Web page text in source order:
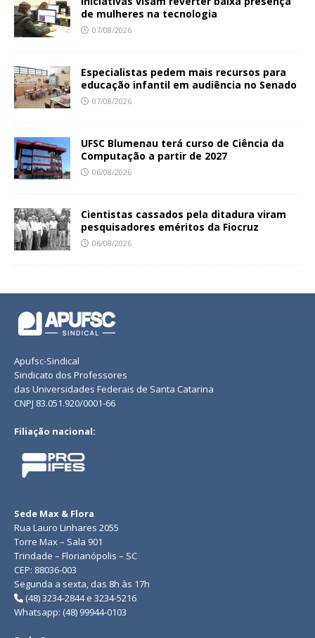
de mulheres na tecnologia
07/08/2026
Especialistas pedem mais recursos para
educação infantil em audiência no Senado
07/08/2026
UFSC Blumenau terá curso de Ciência da
Computação a partir de 2027
06/08/2026
Cientistas cassados pela ditadura viram
pesquisadores eméritos da Fiocruz
06/08/2026
Apufsc-Sindical
Sindicato dos Professores
das Universidades Federais de Santa Catarina
CNPJ 83.051.920/0001-66
Filiação nacional:
Sede Max & Flora
Rua Lauro Linhares 2055
Torre Max – Sala 901
Trindade – Florianópolis – SC
CEP: 88036-003
Segunda a sexta, das 8h às 17h
(48) 3234-2844 e 3234-5216
Whatsapp: (48) 99944-0103